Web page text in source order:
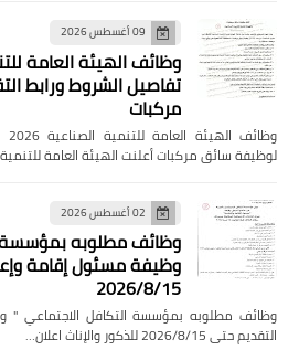
09 أغسطس 2026
تفاصيل الشروط ورابط
مركبات
لوظيفة سائق مركبات أعلنت الهيئة العامة
02 أغسطس 2026
وظائف مطلوبه بمؤسسة
وظيفة مسئول إقامة
2026/8/15
وظائف مطلوبه بمؤسسة التكافل الاجتماعي
التقديم حتى 2026/8/15 للذكور والإناث اعلان…